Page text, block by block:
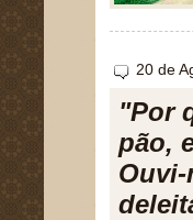
20 de
"Por
pão,
Ouvi-